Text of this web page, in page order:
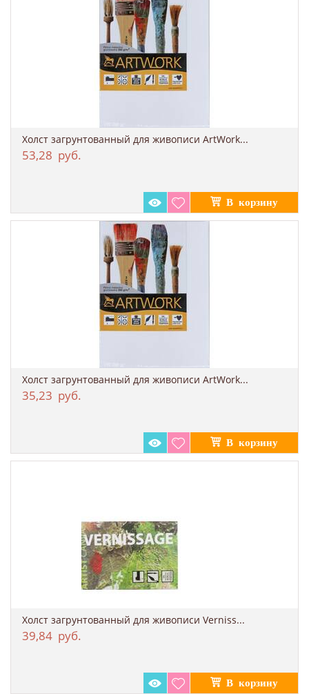
Холст загрунтованный для живописи ArtWork...
53,28 руб.
Холст загрунтованный для живописи ArtWork...
35,23 руб.
Холст загрунтованный для живописи Verniss...
39,84 руб.